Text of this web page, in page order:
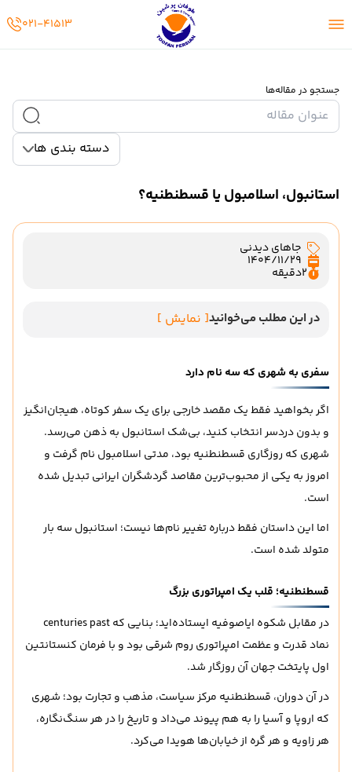
021-41513
جستجو در مقاله‌ها
دسته بندی ها
استانبول، اسلامبول یا قسطنطنیه؟
جاهای دیدنی
1404/11/29
2دقیقه
در این مطلب می‌خوانید[ نمایش ]
سفری به شهری که سه نام دارد
اگر بخواهید فقط یک مقصد خارجی برای یک سفر کوتاه، هیجان‌انگیز
و بدون دردسر انتخاب کنید، بی‌شک استانبول به ذهن می‌رسد.
شهری که روزگاری قسطنطنیه بود، مدتی اسلامبول نام گرفت و
امروز به یکی از محبوب‌ترین مقاصد گردشگران ایرانی تبدیل شده
است.
اما این داستان فقط درباره تغییر نام‌ها نیست؛ استانبول سه بار
متولد شده است.
قسطنطنیه؛ قلب یک امپراتوری بزرگ
در مقابل شکوه ایاصوفیه ایستاده‌اید؛ بنایی که centuries past
نماد قدرت و عظمت امپراتوری روم شرقی بود و با فرمان کنستانتین
اول پایتخت جهان آن روزگار شد.
در آن دوران، قسطنطنیه مرکز سیاست، مذهب و تجارت بود؛ شهری
که اروپا و آسیا را به هم پیوند می‌داد و تاریخ را در هر سنگ‌نگاره،
هر زاویه و هر گره از خیابان‌ها هویدا می‌کرد.
02141513